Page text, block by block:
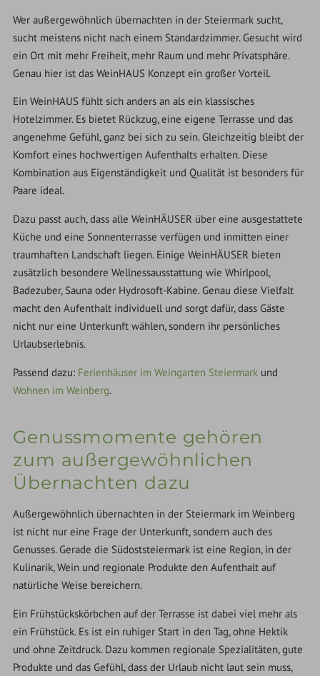
Wer außergewöhnlich übernachten in der Steiermark sucht,
sucht meistens nicht nach einem Standardzimmer. Gesucht wird
ein Ort mit mehr Freiheit, mehr Raum und mehr Privatsphäre.
Genau hier ist das WeinHAUS Konzept ein großer Vorteil.
Ein WeinHAUS fühlt sich anders an als ein klassisches
Hotelzimmer. Es bietet Rückzug, eine eigene Terrasse und das
angenehme Gefühl, ganz bei sich zu sein. Gleichzeitig bleibt der
Komfort eines hochwertigen Aufenthalts erhalten. Diese
Kombination aus Eigenständigkeit und Qualität ist besonders für
Paare ideal.
Dazu passt auch, dass alle WeinHÄUSER über eine ausgestattete
Küche und eine Sonnenterrasse verfügen und inmitten einer
traumhaften Landschaft liegen. Einige WeinHÄUSER bieten
zusätzlich besondere Wellnessausstattung wie Whirlpool,
Badezuber, Sauna oder Hydrosoft-Kabine. Genau diese Vielfalt
macht den Aufenthalt individuell und sorgt dafür, dass Gäste
nicht nur eine Unterkunft wählen, sondern ihr persönliches
Urlaubserlebnis.
Passend dazu: Ferienhäuser im Weingarten Steiermark und
Wohnen im Weinberg.
Genussmomente gehören
zum außergewöhnlichen
Übernachten dazu
Außergewöhnlich übernachten in der Steiermark im Weinberg
ist nicht nur eine Frage der Unterkunft, sondern auch des
Genusses. Gerade die Südoststeiermark ist eine Region, in der
Kulinarik, Wein und regionale Produkte den Aufenthalt auf
natürliche Weise bereichern.
Ein Frühstückskörbchen auf der Terrasse ist dabei viel mehr als
ein Frühstück. Es ist ein ruhiger Start in den Tag, ohne Hektik
und ohne Zeitdruck. Dazu kommen regionale Spezialitäten, gute
Produkte und das Gefühl, dass der Urlaub nicht laut sein muss,